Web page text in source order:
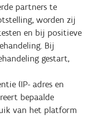
partners te
worden zij
en bij positieve
Bij
gestart,
(IP- adres en
bepaalde
van het platform